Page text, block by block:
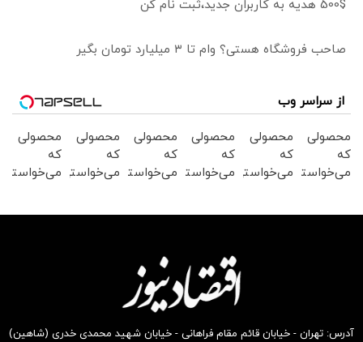
500$ هدیه به کاربران جدید،ثبت نام کن
صاحب فروشگاه هستی؟ وام تا ۳ میلیارد تومان بگیر
از سراسر وب
محصولی
که
می‌خواستی
محصولی
که
می‌خواستی
محصولی
که
می‌خواستی
بخر !
محصولی
که
می‌خواستی
بخر !
محصولی
که
می‌خواستی
محصولی
که
می‌خواستی
آدرس: تهران - خیابان قائم مقام فراهانی - خیابان شهید محمدی خدری (شاهین)